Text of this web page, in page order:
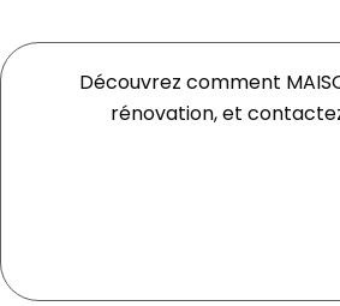
Découvrez comment
rénovation, et